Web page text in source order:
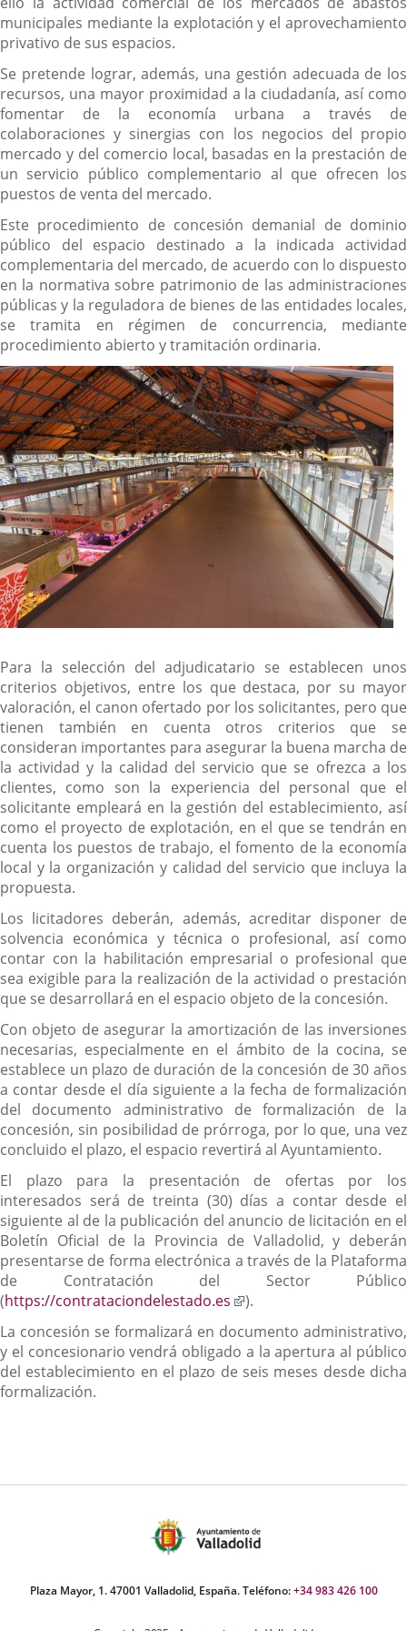
municipales mediante la explotación y el aprovechamiento
privativo de sus espacios.
Se pretende lograr, además, una gestión adecuada de los
recursos, una mayor proximidad a la ciudadanía, así como
fomentar de la economía urbana a través de
colaboraciones y sinergias con los negocios del propio
mercado y del comercio local, basadas en la prestación de
un servicio público complementario al que ofrecen los
puestos de venta del mercado.
Este procedimiento de concesión demanial de dominio
público del espacio destinado a la indicada actividad
complementaria del mercado, de acuerdo con lo dispuesto
en la normativa sobre patrimonio de las administraciones
públicas y la reguladora de bienes de las entidades locales,
se tramita en régimen de concurrencia, mediante
procedimiento abierto y tramitación ordinaria.
Para la selección del adjudicatario se establecen unos
criterios objetivos, entre los que destaca, por su mayor
valoración, el canon ofertado por los solicitantes, pero que
tienen también en cuenta otros criterios que se
consideran importantes para asegurar la buena marcha de
la actividad y la calidad del servicio que se ofrezca a los
clientes, como son la experiencia del personal que el
solicitante empleará en la gestión del establecimiento, así
como el proyecto de explotación, en el que se tendrán en
cuenta los puestos de trabajo, el fomento de la economía
local y la organización y calidad del servicio que incluya la
propuesta.
Los licitadores deberán, además, acreditar disponer de
solvencia económica y técnica o profesional, así como
contar con la habilitación empresarial o profesional que
sea exigible para la realización de la actividad o prestación
que se desarrollará en el espacio objeto de la concesión.
Con objeto de asegurar la amortización de las inversiones
necesarias, especialmente en el ámbito de la cocina, se
establece un plazo de duración de la concesión de 30 años
a contar desde el día siguiente a la fecha de formalización
del documento administrativo de formalización de la
concesión, sin posibilidad de prórroga, por lo que, una vez
concluido el plazo, el espacio revertirá al Ayuntamiento.
El plazo para la presentación de ofertas por los
interesados será de treinta (30) días a contar desde el
siguiente al de la publicación del anuncio de licitación en el
Boletín Oficial de la Provincia de Valladolid, y deberán
presentarse de forma electrónica a través de la Plataforma
de Contratación del Sector Público
(https://contrataciondelestado.es
Enlace
una
aplicación
externa.
).
La concesión se formalizará en documento administrativo,
y el concesionario vendrá obligado a la apertura al público
del establecimiento en el plazo de seis meses desde dicha
formalización.
Plaza Mayor, 1. 47001 Valladolid, España. Teléfono:+34 983 426 100